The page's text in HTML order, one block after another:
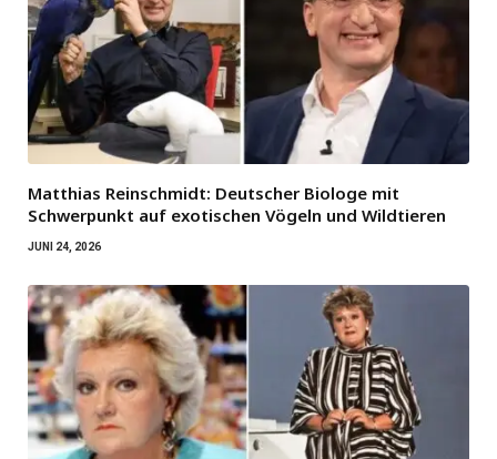
Matthias Reinschmidt: Deutscher Biologe mit
Schwerpunkt auf exotischen Vögeln und Wildtieren
JUNI 24, 2026